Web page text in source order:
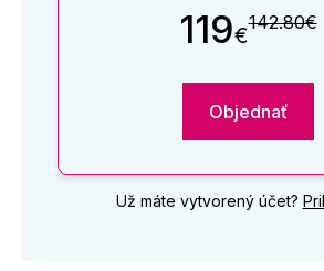
119€142.80€
Objednať
Už máte vytvorený účet?